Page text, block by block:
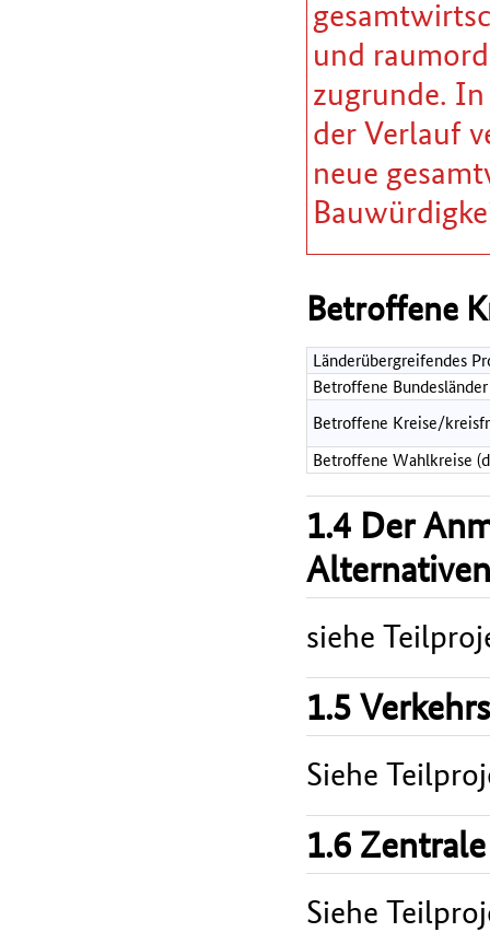
und
zugrunde.
der Verlauf
neue
Betroffene
Länderübergreifendes
Betroffene Bundesländer
Betroffene Kreise/
Betroffene Wahlkreise
1.4 Der
siehe
1.5
Siehe
1.6
Siehe